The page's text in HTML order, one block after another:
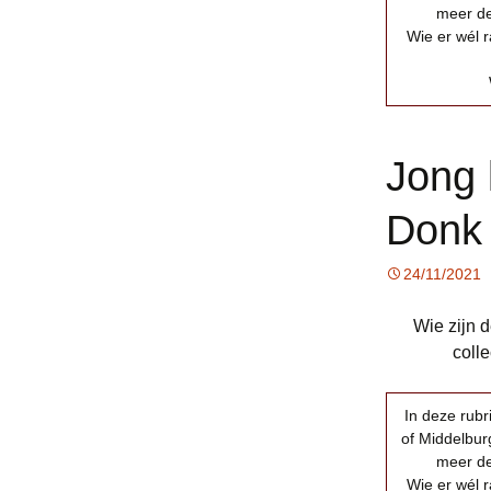
meer
Wie er wél
Jong
Donk
24/11/2021
Wie zijn
In deze
of
meer
Wie er wél